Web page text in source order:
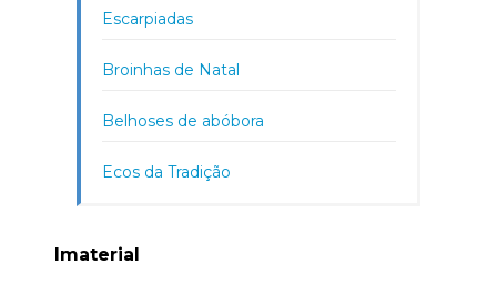
Escarpiadas
Broinhas de Natal
Belhoses de abóbora
Ecos da Tradição
Imaterial